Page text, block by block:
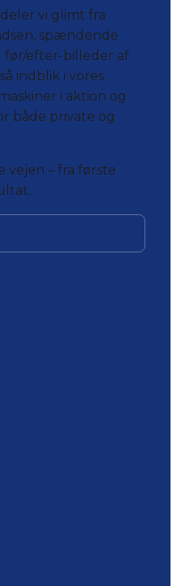
vi glimt fra
spændende
efter-billeder af
indblik i vores
i aktion og
både private og
vejen – fra første